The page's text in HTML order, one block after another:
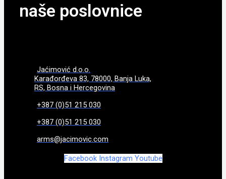
naše poslovnice
Jaćimović d.o.o.
Karađorđeva 83, 78000, Banja Luka,
RS, Bosna i Hercegovina
+387 (0)51 215 030
+387 (0)51 215 030
arms@jacimovic.com
Facebook Instagram Youtube